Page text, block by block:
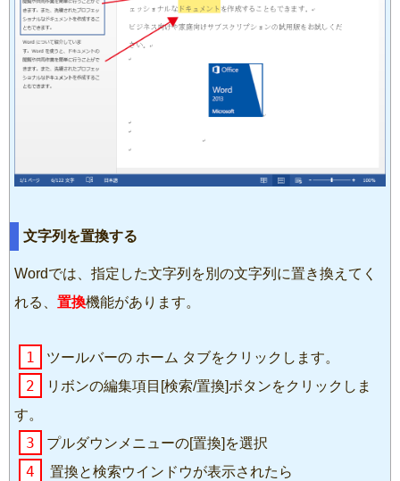
文字列を置換する
Wordでは、指定した文字列を別の文字列に置き換えてく
れる、 置換機能があります。
1 ツールバーの ホーム タブをクリックします。
2
リボンの編集項目[検索/置換]ボタンをクリックしま
す。
3 プルダウンメニューの[置換]を選択
4 置換と検索ウインドウが表示されたら